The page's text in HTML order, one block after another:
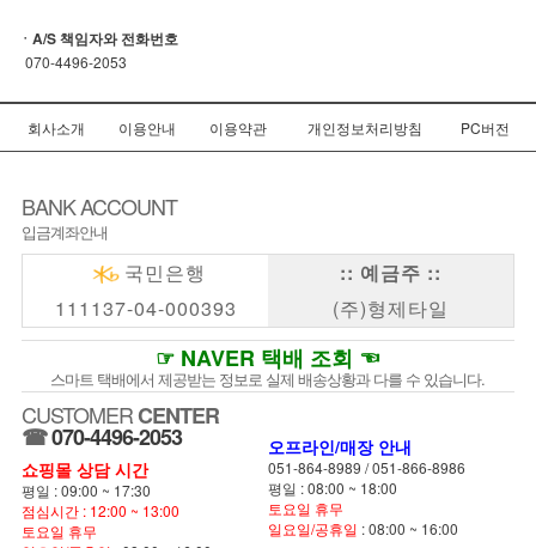
ㆍA/S 책임자와 전화번호
070-4496-2053
회사소개 이용안내 이용약관 개인정보처리방침 PC버전
BANK ACCOUNT
입금계좌안내
국민은행
111137-04-000393
:: 예금주 ::
(주)형제타일
☞ NAVER 택배 조회 ☜
스마트 택배에서 제공받는 정보로 실제 배송상황과 다를 수 있습니다.
CUSTOMERCENTER
☎070-4496-2053
쇼핑몰 상담 시간
평일 : 09:00 ~ 17:30
점심시간 : 12:00 ~ 13:00
토요일 휴무
오프라인/매장 안내
051-864-8989 /051-866-8986
평일 : 08:00 ~ 18:00
토요일 휴무
일요일/공휴일 : 08:00 ~ 16:00